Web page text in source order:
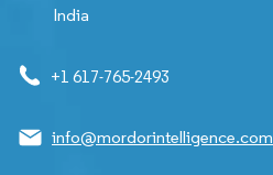
India
+1 617-765-2493
info@mordorintelligence.com